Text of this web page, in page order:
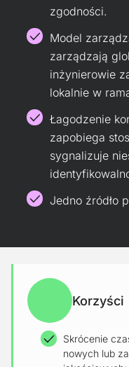
zgodności.
Model
zarządzają
inżynierowie
lokalnie w
Łagodzenie
zapobiega
sygnalizuje
Jedno źródło
Korzyści
Skrócenie
nowych lub